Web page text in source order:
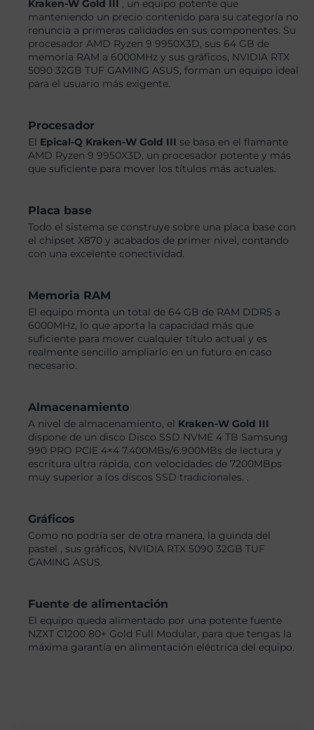
Kraken-W Gold III , un equipo potente que
manteniendo un precio contenido para su categoría no
renuncia a primeras calidades en sus componentes. Su
procesador AMD Ryzen 9 9950X3D, sus 64 GB de
memoria RAM a 6000MHz y sus gráficos, NVIDIA RTX
5090 32GB TUF GAMING ASUS, forman un equipo ideal
para el usuario más exigente.
Procesador
El Epical-Q Kraken-W Gold III se basa en el flamante
AMD Ryzen 9 9950X3D, un procesador potente y más
que suficiente para mover los títulos más actuales.
Placa base
Todo el sistema se construye sobre una placa base con
el chipset X870 y acabados de primer nivel, contando
con una excelente conectividad.
Memoria RAM
El equipo monta un total de 64 GB de RAM DDR5 a
6000MHz, lo que aporta la capacidad más que
suficiente para mover cualquier título actual y es
realmente sencillo ampliarlo en un futuro en caso
necesario.
Almacenamiento
A nivel de almacenamiento, el Kraken-W Gold III
dispone de un disco Disco SSD NVME 4 TB Samsung
990 PRO PCIE 4×4 7.400MBs/6.900MBs de lectura y
escritura ultra rápida, con velocidades de 7200MBps
muy superior a los discos SSD tradicionales. .
Gráficos
Como no podría ser de otra manera, la guinda del
pastel , sus gráficos, NVIDIA RTX 5090 32GB TUF
GAMING ASUS.
Fuente de alimentación
El equipo queda alimentado por una potente fuente
NZXT C1200 80+ Gold Full Modular, para que tengas la
máxima garantía en alimentación eléctrica del equipo.